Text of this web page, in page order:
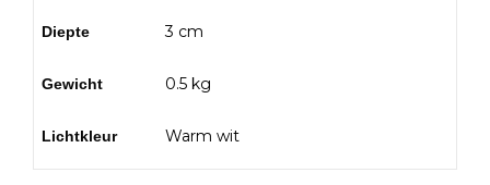
Diepte 3 cm
Gewicht 0.5 kg
Lichtkleur Warm wit